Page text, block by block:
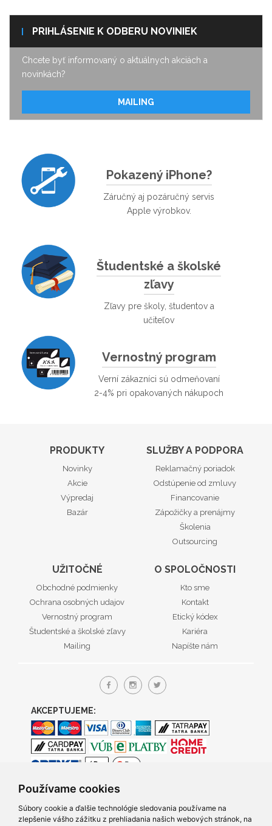
Používame cookies
Súbory cookie a ďalšie technológie sledovania používame na
zlepšenie vášho zážitku z prehliadania našich webových stránok, na
PRIHLÁSENIE K ODBERU NOVINIEK
Chcete byť informovaný o aktuálnych akciách a
novinkách?
MAILING
Pokazený iPhone?
Záručný aj pozáručný servis
Apple výrobkov.
Študentské a školské
zľavy
Zľavy pre školy, študentov a
učiteľov
Vernostný program
Verní zákazníci sú odmeňovaní
2-4% pri opakovaných nákupoch
PRODUKTY
Novinky
Akcie
Výpredaj
Bazár
SLUŽBY A PODPORA
Reklamačný poriadok
Odstúpenie od zmluvy
Financovanie
Zápožičky a prenájmy
Školenia
Outsourcing
UŽITOČNÉ
Obchodné podmienky
Ochrana osobných udajov
Vernostný program
Študentské a školské zľavy
Mailing
O SPOLOČNOSTI
Kto sme
Kontakt
Etický kódex
Kariéra
Napíšte nám
AKCEPTUJEME: